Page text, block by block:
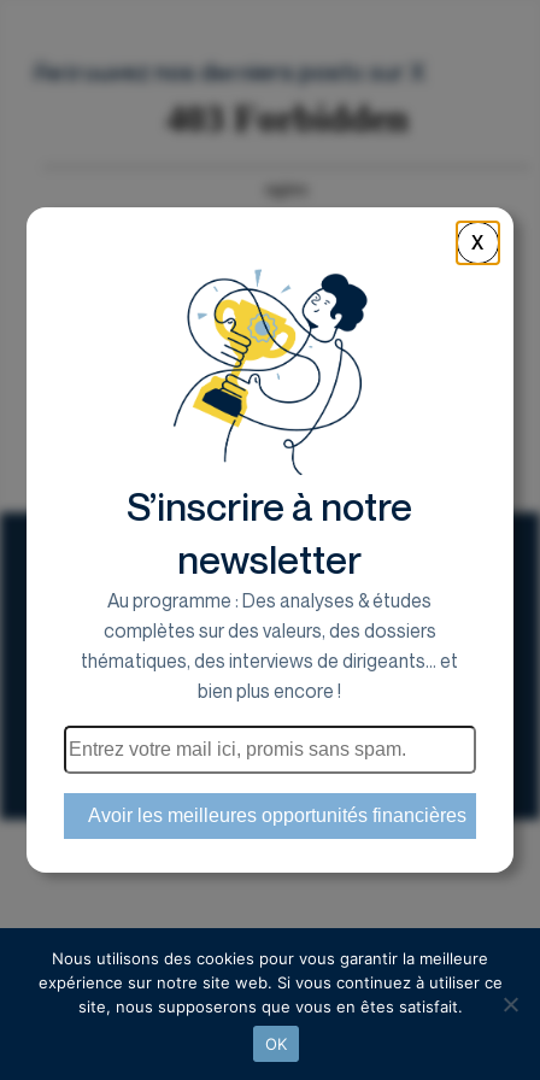
17 Avenue George V, 75008 Paris
Espace actionnaire
Copyright © 2024 Euroland Corporate
Retrouvez nos derniers posts sur X
X
S’inscrire à notre
newsletter
Au programme : Des analyses & études
complètes sur des valeurs, des dossiers
thématiques, des interviews de dirigeants... et
bien plus encore !
Nous utilisons des cookies pour vous garantir la meilleure
expérience sur notre site web. Si vous continuez à utiliser ce
site, nous supposerons que vous en êtes satisfait.
OK